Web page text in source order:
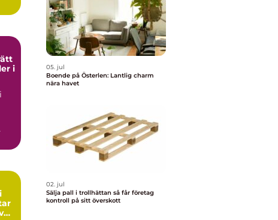
i
05. jul
Boende på Österlen: Lantlig charm
nära havet
02. jul
Sälja pall i trollhättan så får företag
kontroll på sitt överskott